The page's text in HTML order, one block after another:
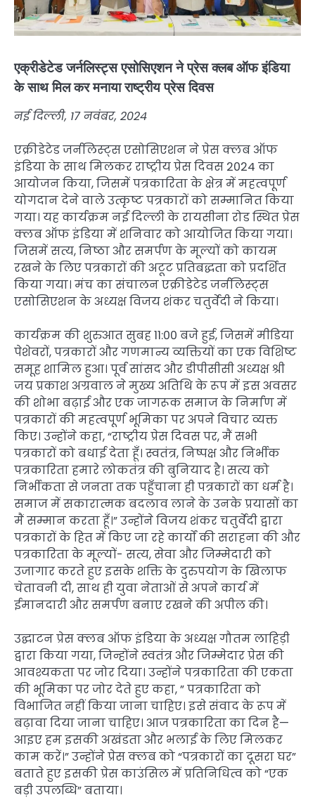
एक्रीडेटेड जर्नलिस्ट्स एसोसिएशन ने प्रेस क्लब ऑफ इंडिया
के साथ मिल कर मनाया राष्ट्रीय प्रेस दिवस
नई दिल्ली, 17 नवंबर, 2024
एक्रीडेटेड जर्नलिस्ट्स एसोसिएशन ने प्रेस क्लब ऑफ
इंडिया के साथ मिलकर राष्ट्रीय प्रेस दिवस 2024 का
आयोजन किया, जिसमें पत्रकारिता के क्षेत्र में महत्वपूर्ण
योगदान देने वाले उत्कृष्ट पत्रकारों को सम्मानित किया
गया। यह कार्यक्रम नई दिल्ली के रायसीना रोड स्थित प्रेस
क्लब ऑफ इंडिया में शनिवार को आयोजित किया गया।
जिसमें सत्य, निष्ठा और समर्पण के मूल्यों को कायम
रखने के लिए पत्रकारों की अटूट प्रतिबद्धता को प्रदर्शित
किया गया। मंच का संचालन एक्रीडेटेड जर्नलिस्ट्स
एसोसिएशन के अध्यक्ष विजय शंकर चतुर्वेदी ने किया।
कार्यक्रम की शुरुआत सुबह 11:00 बजे हुई, जिसमें मीडिया
पेशेवरों, पत्रकारों और गणमान्य व्यक्तियों का एक विशिष्ट
समूह शामिल हुआ। पूर्व सांसद और डीपीसीसी अध्यक्ष श्री
जय प्रकाश अग्रवाल ने मुख्य अतिथि के रूप में इस अवसर
की शोभा बढ़ाई और एक जागरूक समाज के निर्माण में
पत्रकारों की महत्वपूर्ण भूमिका पर अपने विचार व्यक्त
किए। उन्होंने कहा, “राष्ट्रीय प्रेस दिवस पर, मैं सभी
पत्रकारों को बधाई देता हूँ। स्वतंत्र, निष्पक्ष और निर्भीक
पत्रकारिता हमारे लोकतंत्र की बुनियाद है। सत्य को
निर्भीकता से जनता तक पहुँचाना ही पत्रकारों का धर्म है।
समाज में सकारात्मक बदलाव लाने के उनके प्रयासों का
मैं सम्मान करता हूँ।” उन्होंने विजय शंकर चतुर्वेदी द्वारा
पत्रकारों के हित में किए जा रहे कार्यों की सराहना की और
पत्रकारिता के मूल्यों- सत्य, सेवा और जिम्मेदारी को
उजागार करते हुए इसके शक्ति के दुरुपयोग के खिलाफ
चेतावनी दी, साथ ही युवा नेताओं से अपने कार्य में
ईमानदारी और समर्पण बनाए रखने की अपील की।
उद्घाटन प्रेस क्लब ऑफ इंडिया के अध्यक्ष गौतम लाहिड़ी
द्वारा किया गया, जिन्होंने स्वतंत्र और जिम्मेदार प्रेस की
आवश्यकता पर जोर दिया। उन्होंने पत्रकारिता की एकता
की भूमिका पर जोर देते हुए कहा, ” पत्रकारिता को
विभाजित नहीं किया जाना चाहिए। इसे संवाद के रूप में
बढ़ावा दिया जाना चाहिए। आज पत्रकारिता का दिन है—
आइए हम इसकी अखंडता और भलाई के लिए मिलकर
काम करें।” उन्होंने प्रेस क्लब को “पत्रकारों का दूसरा घर”
बताते हुए इसकी प्रेस काउंसिल में प्रतिनिधित्व को “एक
बड़ी उपलब्धि” बताया।